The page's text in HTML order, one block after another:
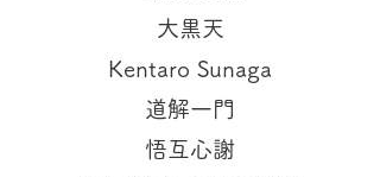
大黒天
Kentaro Sunaga
道解一門
悟互心謝